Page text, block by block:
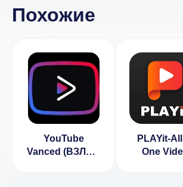
Похожие
YouTube
Vanced (ВЗЛОМ
PLAYit-
One